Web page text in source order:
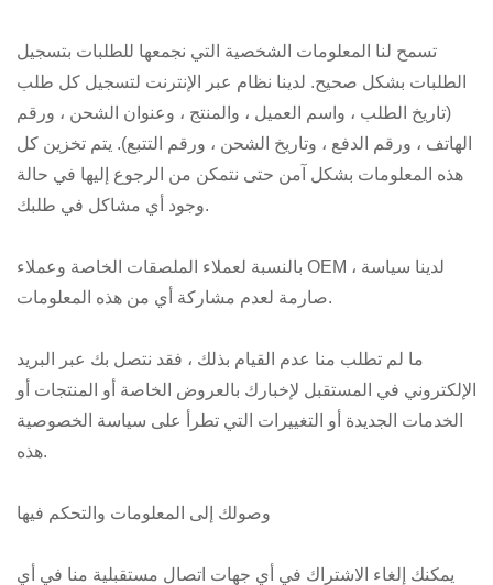
تسمح لنا المعلومات الشخصية التي نجمعها للطلبات بتسجيل
الطلبات بشكل صحيح. لدينا نظام عبر الإنترنت لتسجيل كل طلب
(تاريخ الطلب ، واسم العميل ، والمنتج ، وعنوان الشحن ، ورقم
الهاتف ، ورقم الدفع ، وتاريخ الشحن ، ورقم التتبع). يتم تخزين كل
هذه المعلومات بشكل آمن حتى نتمكن من الرجوع إليها في حالة
وجود أي مشاكل في طلبك.
بالنسبة لعملاء الملصقات الخاصة وعملاء OEM ، لدينا سياسة
صارمة لعدم مشاركة أي من هذه المعلومات.
ما لم تطلب منا عدم القيام بذلك ، فقد نتصل بك عبر البريد
الإلكتروني في المستقبل لإخبارك بالعروض الخاصة أو المنتجات أو
الخدمات الجديدة أو التغييرات التي تطرأ على سياسة الخصوصية
هذه.
وصولك إلى المعلومات والتحكم فيها
يمكنك إلغاء الاشتراك في أي جهات اتصال مستقبلية منا في أي